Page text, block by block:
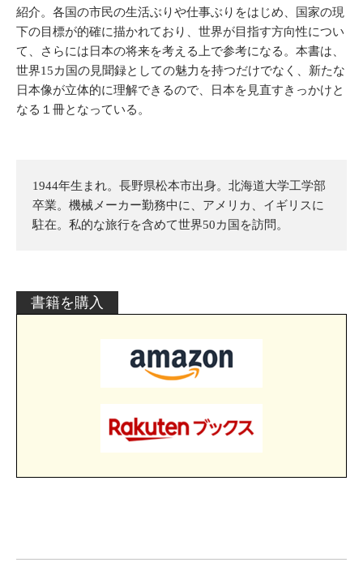
紹介。各国の市民の生活ぶりや仕事ぶりをはじめ、国家の現
下の目標が的確に描かれており、世界が目指す方向性につい
て、さらには日本の将来を考える上で参考になる。本書は、
世界15カ国の見聞録としての魅力を持つだけでなく、新たな
日本像が立体的に理解できるので、日本を見直すきっかけと
なる１冊となっている。
1944年生まれ。長野県松本市出身。北海道大学工学部
卒業。機械メーカー勤務中に、アメリカ、イギリスに
駐在。私的な旅行を含めて世界50カ国を訪問。
書籍を購入